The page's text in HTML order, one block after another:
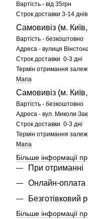
Вартість - від 35грн
Строк доставки 3-14 днів
Самовивіз (м.
Вартість - безкоштовно
Адреса - вулиця
Строк доставки 0-3 дні
Термін отримання
Мапа
Самовивіз (м.
Вартість - безкоштовно
Адреса - вул. Миколи
Строк доставки 0-3 дні
Термін отримання
Мапа
Більше інформації
При отриманні
Онлайн-оплата
Безготівковий
Більше інформації